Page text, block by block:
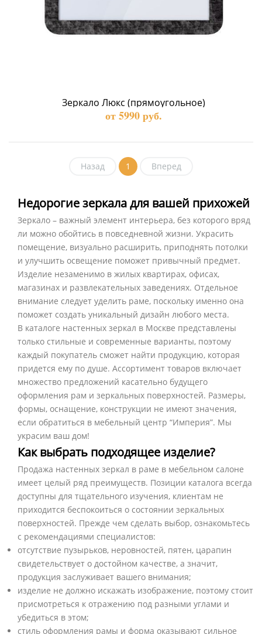
Зеркало Люкс (прямоугольное)
от 5990 руб.
Назад 1 Вперед
Недорогие зеркала для вашей прихожей
Зеркало – важный элемент интерьера, без которого вряд
ли можно обойтись в повседневной жизни. Украсить
помещение, визуально расширить, приподнять потолки
и улучшить освещение поможет привычный предмет.
Изделие незаменимо в жилых квартирах, офисах,
магазинах и развлекательных заведениях. Отдельное
внимание следует уделить раме, поскольку именно она
поможет создать уникальный дизайн любого места.
В каталоге настенных зеркал в Москве представлены
только стильные и современные варианты, поэтому
каждый покупатель сможет найти продукцию, которая
придется ему по душе. Ассортимент товаров включает
множество предложений касательно будущего
оформления рам и зеркальных поверхностей. Размеры,
формы, оснащение, конструкции не имеют значения,
если обратиться в мебельный центр “Империя”. Мы
украсим ваш дом!
Как выбрать подходящее изделие?
Продажа настенных зеркал в раме в мебельном салоне
имеет целый ряд преимуществ. Позиции каталога всегда
доступны для тщательного изучения, клиентам не
приходится беспокоиться о состоянии зеркальных
поверхностей. Прежде чем сделать выбор, ознакомьтесь
с рекомендациями специалистов:
отсутствие пузырьков, неровностей, пятен, царапин
свидетельствует о достойном качестве, а значит,
продукция заслуживает вашего внимания;
изделие не должно искажать изображение, поэтому стоит
присмотреться к отражению под разными углами и
убедиться в этом;
стиль оформления рамы и форма оказывают сильное